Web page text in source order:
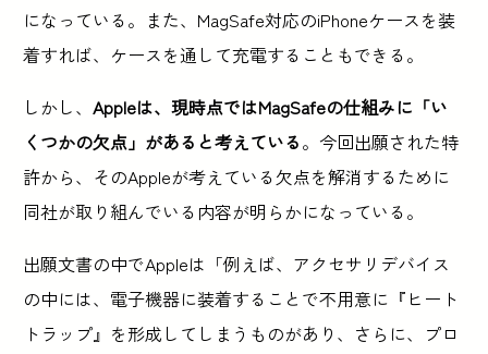
になっている。また、MagSafe対応のiPhoneケースを装
着すれば、ケースを通して充電することもできる。
しかし、Appleは、現時点ではMagSafeの仕組みに「い
くつかの欠点」があると考えている。今回出願された特
許から、そのAppleが考えている欠点を解消するために
同社が取り組んでいる内容が明らかになっている。
出願文書の中でAppleは「例えば、アクセサリデバイス
の中には、電子機器に装着することで不用意に『ヒート
トラップ』を形成してしまうものがあり、さらに、プロ